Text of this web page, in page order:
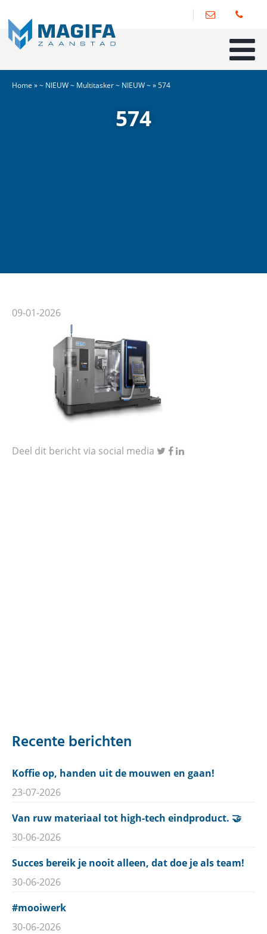
Home »~ NIEUW ~ Multitasker ~ NIEUW ~»574
574
09-01-2026
Deel dit bericht via social media
Recente berichten
Koffie op, handen uit de mouwen en gaan!
23-07-2026
Van ruw materiaal tot high-tech eindproduct. 🤝
30-06-2026
Succes bereik je nooit alleen, dat doe je als team!
30-06-2026
#mooiwerk
30-06-2026